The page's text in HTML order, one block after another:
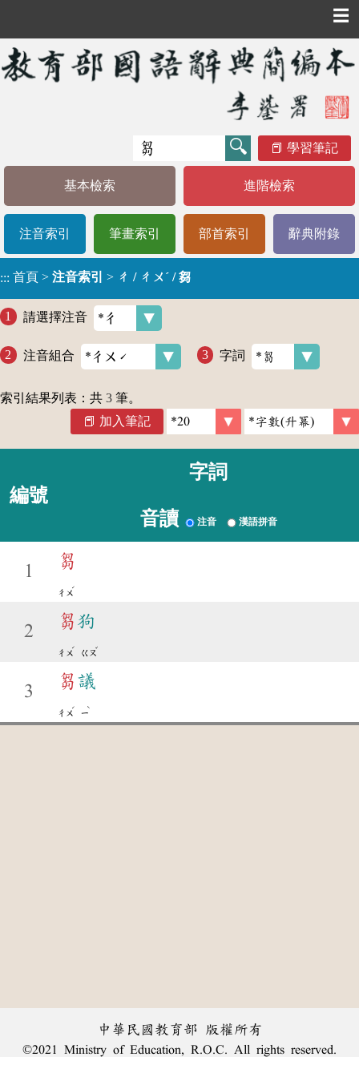
☰
學習筆記
基本檢索 進階檢索
注音索引 筆畫索引 部首索引 辭典附錄
::: 首頁 > 注音索引 > ㄔ / ㄔㄨˊ / 芻
請選擇注音
注音組合 字詞
索引結果列表：共 3 筆。
加入筆記
編號
字詞
音讀 注音 漢語拼音
1
芻
ㄔㄨ
ˊ
2
芻 狗
ㄔㄨ
ˊ
ㄍㄡ
ˇ
3
芻 議
ㄔㄨ
ˊ
ㄧ
ˋ
中華民國教育部 版權所有
©2021 Ministry of Education, R.O.C. All rights reserved.